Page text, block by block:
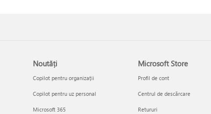
Noutăți
Copilot pentru organizații
Copilot pentru uz personal
Microsoft 365
Microsoft Store
Profil de cont
Centrul de descărcare
Retururi